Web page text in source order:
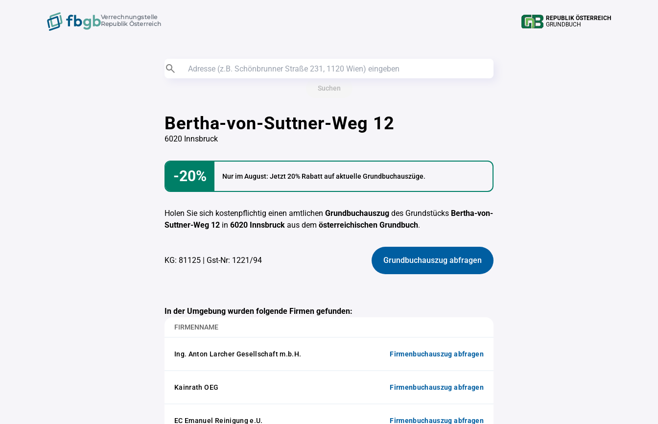
Verrechnungstelle
Republik Österreich
REPUBLIK ÖSTERREICH
GRUNDBUCH
Suchen
Bertha-von-Suttner-Weg 12
6020 Innsbruck
-20% Nur im August: Jetzt 20% Rabatt auf aktuelle Grundbuchauszüge.
Holen Sie sich kostenpflichtig einen amtlichen Grundbuchauszug des Grundstücks Bertha-von-
Suttner-Weg 12 in 6020 Innsbruck aus dem österreichischen Grundbuch.
KG: 81125 | Gst-Nr: 1221/94 Grundbuchauszug abfragen
In der Umgebung wurden folgende Firmen gefunden:
FIRMENNAME
Ing. Anton Larcher Gesellschaft m.b.H. Firmenbuchauszug abfragen
Kainrath OEG Firmenbuchauszug abfragen
EC Emanuel Reinigung e.U. Firmenbuchauszug abfragen